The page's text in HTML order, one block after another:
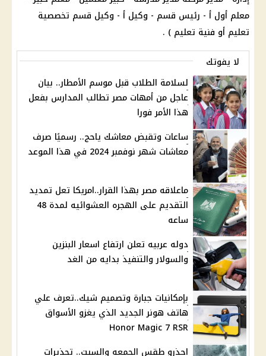
معلم أول أ - رئيس قسم - وكيل أ - وكيل قسم تخصصية
تعليم أو فنية تعليم ) .
لا يفوتك
لسلامة الطلاب قبل موسم الأمطار.. بيان
عاجل من أمهات مصر تطالب المدارس بفعل
هذا الأمر فورا
ساعات وتقبض معاشك ياحج.. رسميًا صرف
معاشات شهر نوفمبر 2024 في هذا الموعد
ماعلاقه مصر بهذا القرار..امريكا تعل تمديد
التقديم على الهجره العشوائيه لمدة 48
ساعه
دوله عربيه تعلن ارتفاع اسعار البنزين
والسولار والتنفيذ بدايه من الغد
بإمكانيات جبارة وتصميم شيك..تعرف علي
هاتف هونر الجديد الذي يغزو الأسواق
Honor Magic 7 RSR
احذرو طقس الجمعه والسبت.. تحذيرات